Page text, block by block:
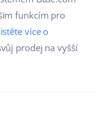
funkcím pro
více o
prodej na vyšší